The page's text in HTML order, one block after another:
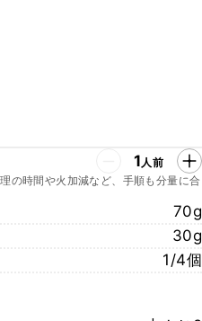
1人前
の時間や火加減など、手順も分量に合
70g
30g
1/4個